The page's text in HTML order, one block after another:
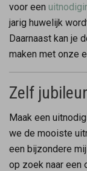
voor een
jarig huwelijk
Daarnaast kan je
maken met onze
Zelf
Maak een
we de mooiste
een bijzondere
op zoek naar een